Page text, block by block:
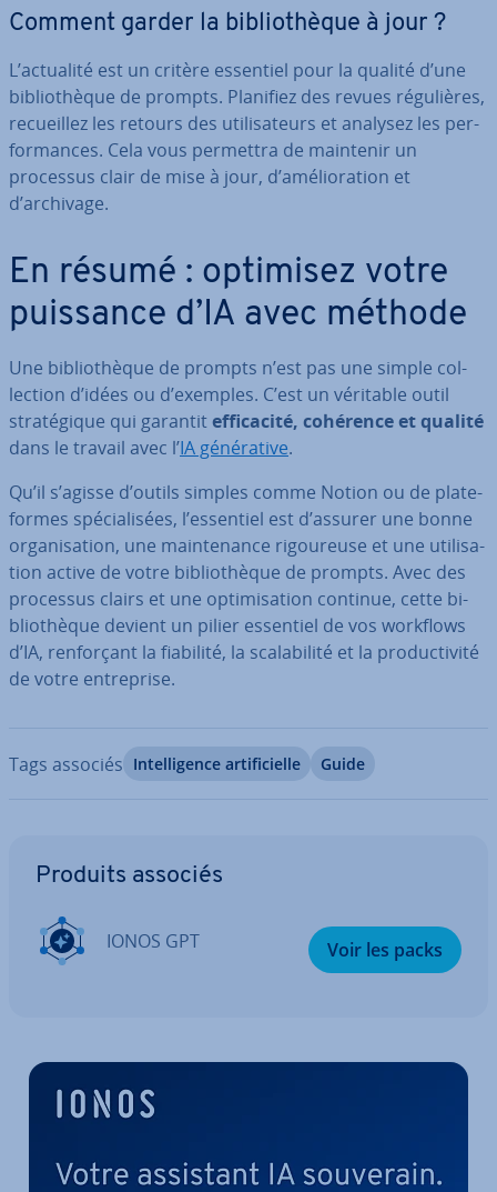
Comment garder la bi­blio­thèque à jour ?
L’actualité est un critère essentiel pour la qualité d’une
bi­blio­thèque de prompts. Planifiez des revues ré­gu­lières,
re­cueil­lez les retours des uti­li­sa­teurs et analysez les per­
for­mances. Cela vous permettra de maintenir un
processus clair de mise à jour, d’amé­lio­ra­tion et
d’archivage.
En résumé : optimisez votre
puissance d’IA avec méthode
Une bi­blio­thèque de prompts n’est pas une simple col­
lec­tion d’idées ou d’exemples. C’est un véritable outil
stra­té­gique qui garantitef­fi­ca­cité, cohérence et qualité
dans le travail avec l’IA gé­né­ra­tive.
Qu’il s’agisse d’outils simples comme Notion ou de pla­te­
formes spé­cia­li­sées, l’essentiel est d’assurer une bonne
or­ga­ni­sa­tion, une main­te­nance ri­gou­reuse et une uti­li­sa­
tion active de votre bi­blio­thèque de prompts. Avec des
processus clairs et une op­ti­mi­sa­tion continue, cette bi­
blio­thèque devient un pilier essentiel de vos workflows
d’IA, ren­for­çant la fiabilité, la sca­la­bi­lité et la pro­duc­ti­vité
de votre en­tre­prise.
Tags associés In­tel­li­gence ar­ti­fi­cielle Guide
Produits associés
IONOS GPT Voir les packs